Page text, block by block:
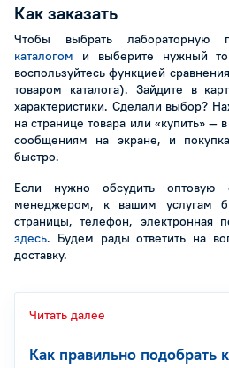
Как заказать
Чтобы выбрать лабораторную
каталогом и выберите нужный
воспользуйтесь функцией
товаром каталога). Зайдите в
характеристики. Сделали выбор?
на странице товара или «купить» —
сообщениям на экране, и
быстро.
Если нужно обсудить оптовую
менеджером, к вашим услугам
страницы, телефон, электронная
здесь. Будем рады ответить на
доставку.
Читать далее
Как правильно подобрать